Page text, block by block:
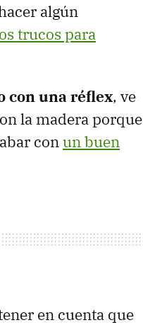
algún
trucos para
con una réflex, ve
la madera porque
conun buen
en cuenta que